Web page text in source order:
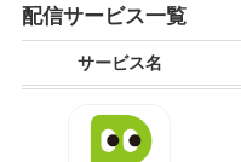
配信サービス一覧
サービス名